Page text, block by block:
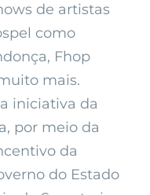
de artistas
como
Fhop
mais.
iniciativa da
por meio da
da
do Estado